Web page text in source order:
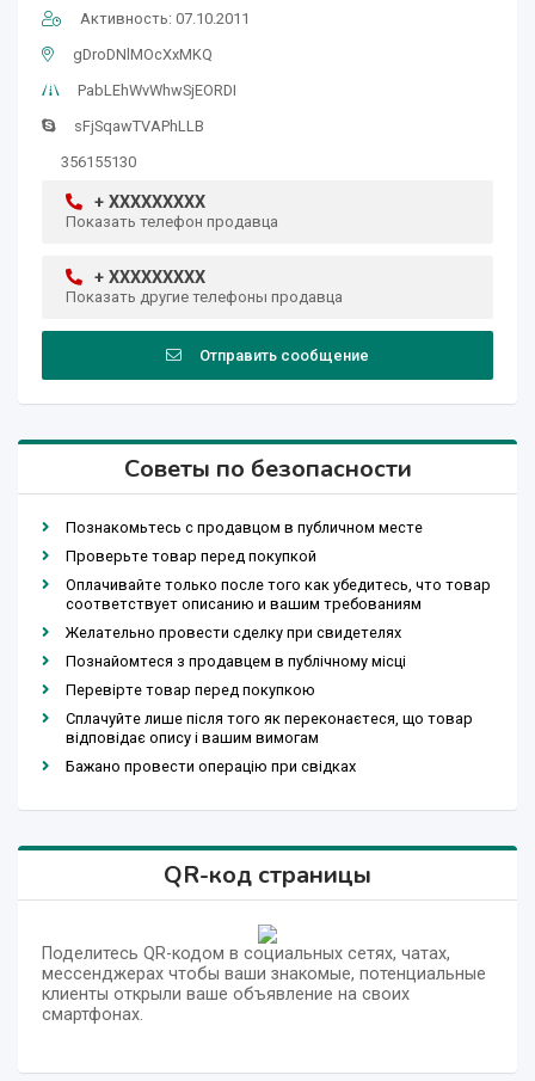
Активность: 07.10.2011
gDroDNlMOcXxMKQ
PabLEhWvWhwSjEORDI
sFjSqawTVAPhLLB
356155130
+ XXXXXXXXX
Показать телефон продавца
+ XXXXXXXXX
Показать другие телефоны продавца
Отправить сообщение
Советы по безопасности
Познакомьтесь с продавцом в публичном месте
Проверьте товар перед покупкой
Оплачивайте только после того как убедитесь, что товар
соответствует описанию и вашим требованиям
Желательно провести сделку при свидетелях
Познайомтеся з продавцем в публічному місці
Перевірте товар перед покупкою
Сплачуйте лише після того як переконаєтеся, що товар
відповідає опису і вашим вимогам
Бажано провести операцію при свідках
QR-код страницы
Поделитесь QR-кодом в социальных сетях, чатах,
мессенджерах чтобы ваши знакомые, потенциальные
клиенты открыли ваше объявление на своих
смартфонах.